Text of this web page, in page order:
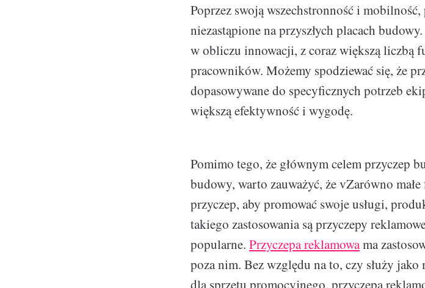
Poprzez swoją wszechstronność i
niezastąpione na przyszłych placach
w obliczu innowacji, z coraz większą liczbą
pracowników. Możemy spodziewać się, że
dopasowywane do specyficznych potrzeb
większą efektywność i wygodę.
Pomimo tego, że głównym celem przyczep
budowy, warto zauważyć, że vZarówno
przyczep, aby promować swoje usługi,
takiego zastosowania są przyczepy
popularne. Przyczepa reklamowama
poza nim. Bez względu na to, czy służy
dla sprzętu promocyjnego, przyczepa